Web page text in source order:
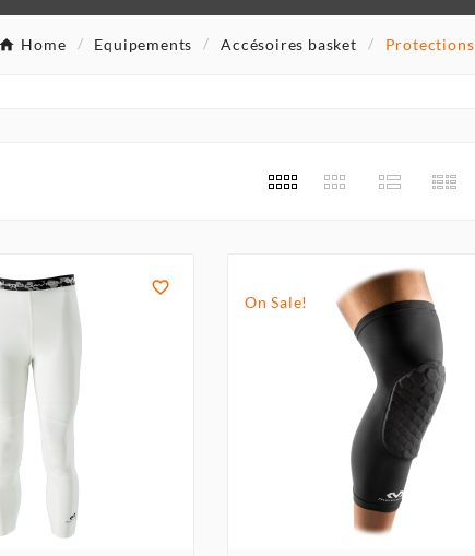
Home Equipements Accésoires basket Protections

On Sale!